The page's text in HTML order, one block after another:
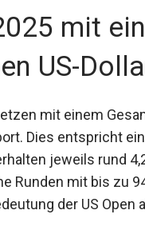
verändern.
mit
US-
mit einem
Dies
erhalten jeweils
während selbst